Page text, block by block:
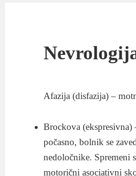
Afazija (disfazija) –
Brockova (ekspresivna)
počasno, bolnik se
nedoločnike. Spremeni
motorični asociativni